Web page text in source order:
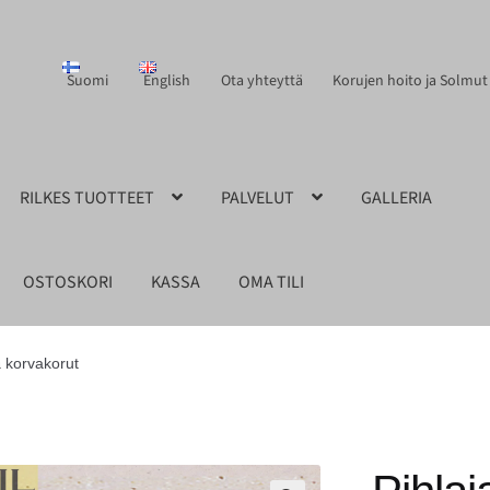
Suomi English Ota yhteyttä Korujen hoito ja Solmut
RILKES TUOTTEET PALVELUT GALLERIA
OSTOSKORI KASSA OMA TILI
korvakorut